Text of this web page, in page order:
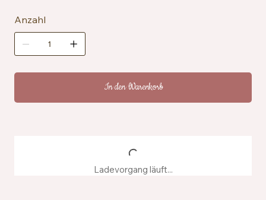
cm
Zertifizierung: OEKO-TEX® Standard 100
Besondere Merkmale: vegan, speichelresistent
Pflegehinweise: Maschinenwaschbar bei 30 °C
Anzahl
In den Warenkorb
Ladevorgang läuft...